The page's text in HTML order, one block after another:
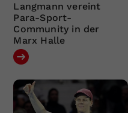
Langmann vereint
Para-Sport-
Community in der
Marx Halle